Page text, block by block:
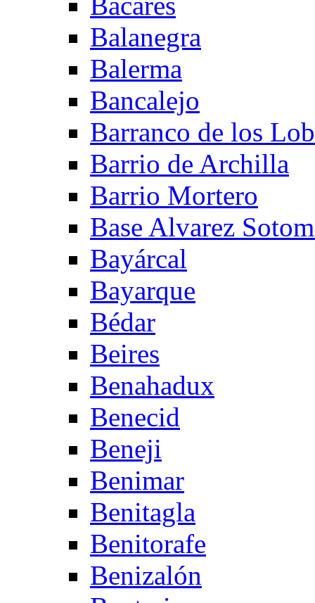
Balanegra
Balerma
Bancalejo
Barranco de los
Barrio de Archilla
Barrio Mortero
Base Alvarez
Bayárcal
Bayarque
Bédar
Beires
Benahadux
Benecid
Beneji
Benimar
Benitagla
Benitorafe
Benizalón